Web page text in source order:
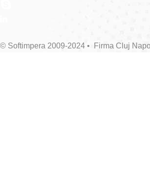
© Softimpera 2009-2024 • Firma Cluj